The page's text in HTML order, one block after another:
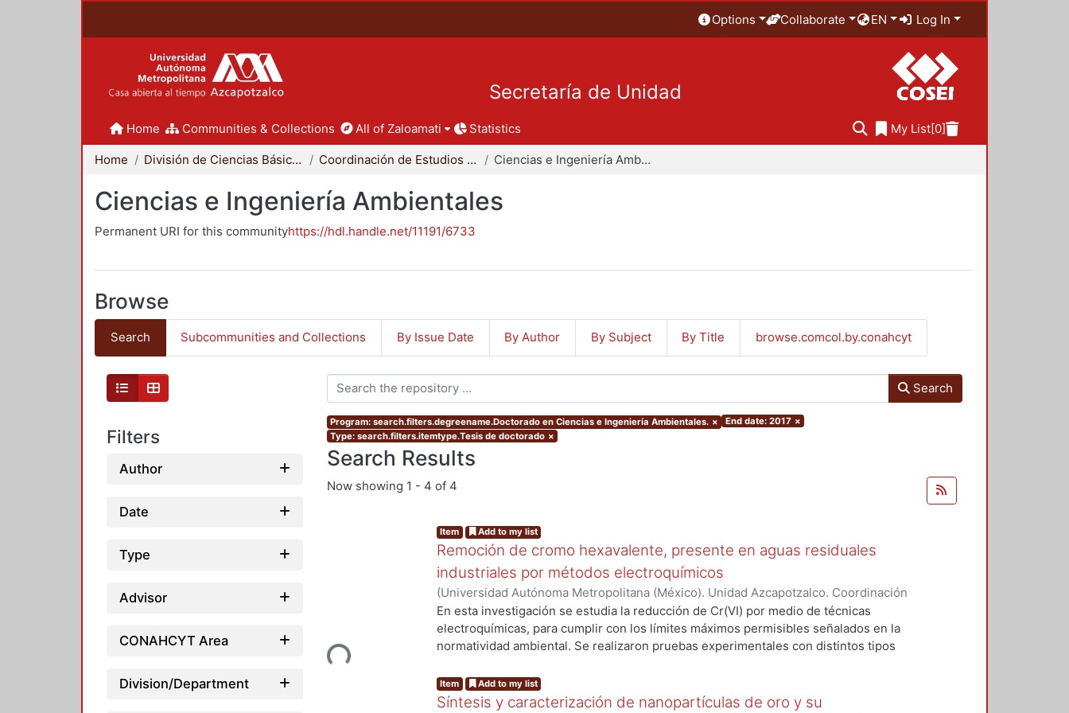
Options Collaborate EN Log In
Secretaría de Unidad
Home Communities & Collections All of Zaloamati Statistics My List[0]
Home División de Ciencias Básicas e Ingeniería Coordinación de Estudios de Posgrado - CBI Ciencias e Ingeniería Ambientales
Ciencias e Ingeniería Ambientales
Permanent URI for this communityhttps://hdl.handle.net/11191/6733
Browse
Search Subcommunities and Collections By Issue Date By Author By Subject By Title browse.comcol.by.conahcyt
Filters
Author
Date
Type
Advisor
CONAHCYT Area
Division/Department
Search
Program: search.filters.degreename.Doctorado en Ciencias e Ingeniería Ambientales. × End date: 2017 ×
Type: search.filters.itemtype.Tesis de doctorado ×
Search Results
Now showing 1 - 4 of 4
Loading...
Item Add to my list
Remoción de cromo hexavalente, presente en aguas residuales
industriales por métodos electroquímicos
(Universidad Autónoma Metropolitana (México). Unidad Azcapotzalco. Coordinación
de Servicios de Información.,2003-01)Barrera Díaz, Carlos Eduardo
En esta investigación se estudia la reducción de Cr(VI) por medio de técnicas
electroquímicas, para cumplir con los límites máximos permisibles señalados en la
normatividad ambiental. Se realizaron pruebas experimentales con distintos tipos
identificaron tres variables pH, densidad de corriente y régimen de flujo, que
afectan de manera decisiva el proceso de reducción de Cr(VI). Asimismo, se realiza
Item Add to my list
Síntesis y caracterización de nanopartículas de oro y su